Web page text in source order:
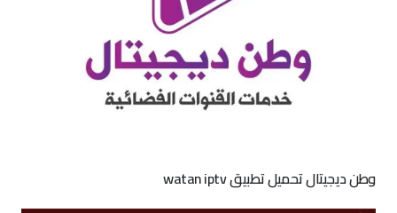
وطن ديجيتال تحميل تطبيق watan iptv